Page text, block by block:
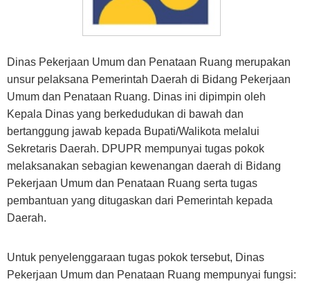
Dinas Pekerjaan Umum dan Penataan Ruang merupakan
unsur pelaksana Pemerintah Daerah di Bidang Pekerjaan
Umum dan Penataan Ruang. Dinas ini dipimpin oleh
Kepala Dinas yang berkedudukan di bawah dan
bertanggung jawab kepada Bupati/Walikota melalui
Sekretaris Daerah. DPUPR mempunyai tugas pokok
melaksanakan sebagian kewenangan daerah di Bidang
Pekerjaan Umum dan Penataan Ruang serta tugas
pembantuan yang ditugaskan dari Pemerintah kepada
Daerah.
Untuk penyelenggaraan tugas pokok tersebut, Dinas
Pekerjaan Umum dan Penataan Ruang mempunyai fungsi: